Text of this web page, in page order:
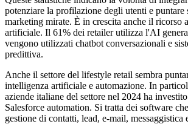
potenziare la profilazione degli utenti e puntare
marketing mirate. È in crescita anche il ricorso
artificiale. Il 61% dei retailer utilizza l'AI
vengono utilizzati chatbot conversazionali e
predittiva.
Anche il settore del lifestyle retail sembra
intelligenza artificiale e automazione. In
aziende italiane del settore nel 2024 ha
Salesforce automation. Si tratta dei software
gestione di contatti, lead, e-mail, messaggistica